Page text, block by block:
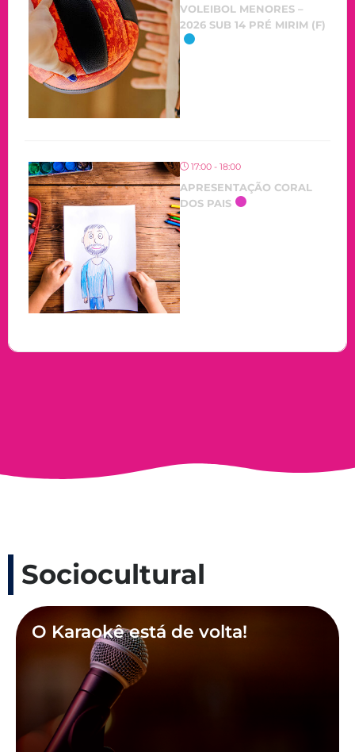
VOLEIBOL MENORES –
2026 SUB 14 PRÉ MIRIM (F)
17:00 - 18:00
APRESENTAÇÃO CORAL
DOS PAIS
Sociocultural
O Karaokê está de volta!